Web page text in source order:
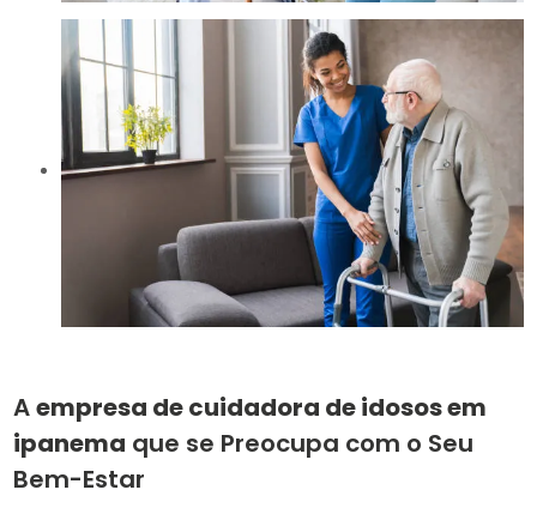
Aempresa de cuidadora de idosos em
ipanema que se Preocupa com o Seu
Bem-Estar